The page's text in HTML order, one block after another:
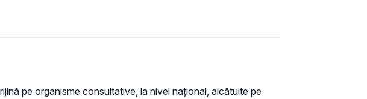
pe organisme consultative, la nivel naţional, alcătuite pe